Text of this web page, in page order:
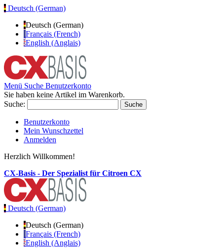
Deutsch (German)
Deutsch (German)
Français (French)
English (Anglais)
Menü Suche Benutzerkonto
Sie haben keine Artikel im Warenkorb.
Suche:
Suche
Benutzerkonto
Mein Wunschzettel
Anmelden
Herzlich Willkommen!
CX-Basis - Der Spezialist für Citroen CX
Deutsch (German)
Deutsch (German)
Français (French)
English (Anglais)